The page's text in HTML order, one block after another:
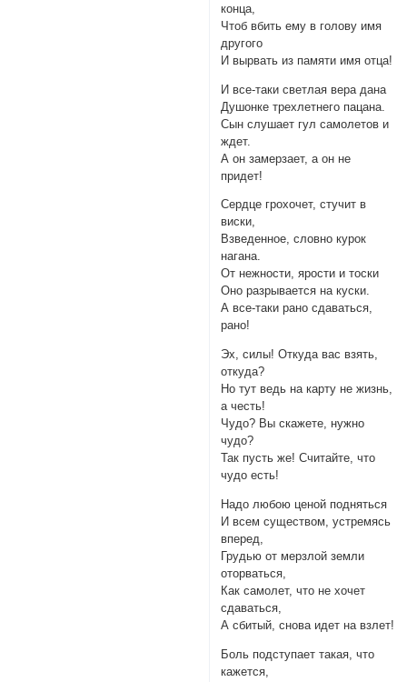
конца,
Чтоб вбить ему в голову имя
другого
И вырвать из памяти имя отца!
И все-таки светлая вера дана
Душонке трехлетнего пацана.
Сын слушает гул самолетов и
ждет.
А он замерзает, а он не
придет!
Сердце грохочет, стучит в
виски,
Взведенное, словно курок
нагана.
От нежности, ярости и тоски
Оно разрывается на куски.
А все-таки рано сдаваться,
рано!
Эх, силы! Откуда вас взять,
откуда?
Но тут ведь на карту не жизнь,
а честь!
Чудо? Вы скажете, нужно
чудо?
Так пусть же! Считайте, что
чудо есть!
Надо любою ценой подняться
И всем существом, устремясь
вперед,
Грудью от мерзлой земли
оторваться,
Как самолет, что не хочет
сдаваться,
А сбитый, снова идет на взлет!
Боль подступает такая, что
кажется,